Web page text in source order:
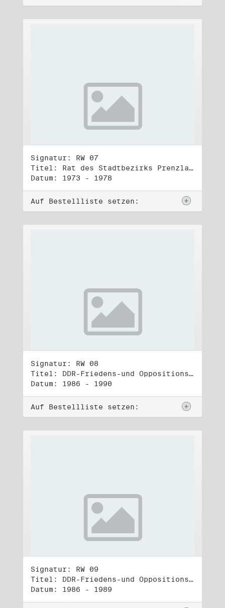
Signatur: RW 07
Titel: Rat des Stadtbezirks Prenzlauer Berg in Berlin
Datum: 1973 - 1978
Auf Bestellliste setzen:
Signatur: RW 08
Titel: DDR-Friedens-und Oppositionsbewegung (1)
Datum: 1986 - 1990
Auf Bestellliste setzen:
Signatur: RW 09
Titel: DDR-Friedens-und Oppositionsbewegung (2)
Datum: 1986 - 1989